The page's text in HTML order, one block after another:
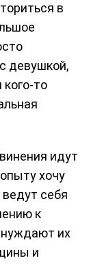
в
девушкой,
то
идут
хочу
себя
к
их
и